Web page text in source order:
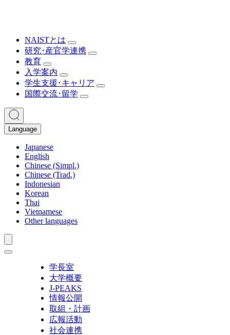
NAISTとは
研究･産官学連携
教育
入学案内
学生支援･キャリア
国際交流･留学
Language
Japanese
English
Chinese (Simpl.)
Chinese (Trad.)
Indonesian
Korean
Thai
Vietnamese
Other languages
学長室
大学概要
J-PEAKS
情報公開
取組・計画
広報活動
社会連携